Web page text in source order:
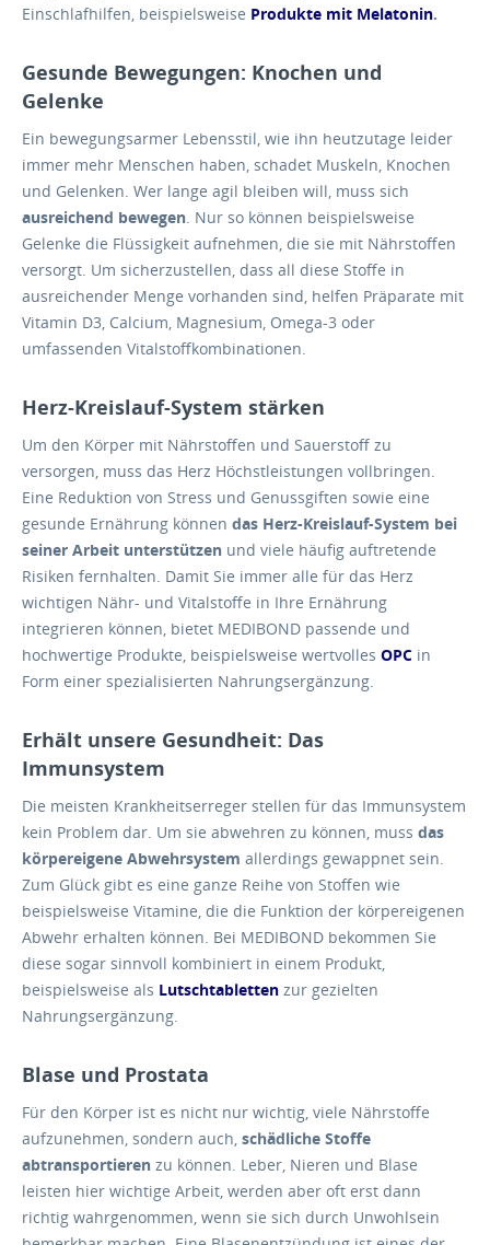
Einschlafhilfen, beispielsweise Produkte mit Melatonin.
Gesunde Bewegungen: Knochen und
Gelenke
Ein bewegungsarmer Lebensstil, wie ihn heutzutage leider
immer mehr Menschen haben, schadet Muskeln, Knochen
und Gelenken. Wer lange agil bleiben will, muss sich
ausreichend bewegen. Nur so können beispielsweise
Gelenke die Flüssigkeit aufnehmen, die sie mit Nährstoffen
versorgt. Um sicherzustellen, dass all diese Stoffe in
ausreichender Menge vorhanden sind, helfen Präparate mit
Vitamin D3, Calcium, Magnesium, Omega-3 oder
umfassenden Vitalstoffkombinationen.
Herz-Kreislauf-System stärken
Um den Körper mit Nährstoffen und Sauerstoff zu
versorgen, muss das Herz Höchstleistungen vollbringen.
Eine Reduktion von Stress und Genussgiften sowie eine
gesunde Ernährung können das Herz-Kreislauf-System bei
seiner Arbeit unterstützen und viele häufig auftretende
Risiken fernhalten. Damit Sie immer alle für das Herz
wichtigen Nähr- und Vitalstoffe in Ihre Ernährung
integrieren können, bietet MEDIBOND passende und
hochwertige Produkte, beispielsweise wertvolles OPC in
Form einer spezialisierten Nahrungsergänzung.
Erhält unsere Gesundheit: Das
Immunsystem
Die meisten Krankheitserreger stellen für das Immunsystem
kein Problem dar. Um sie abwehren zu können, muss das
körpereigene Abwehrsystem allerdings gewappnet sein.
Zum Glück gibt es eine ganze Reihe von Stoffen wie
beispielsweise Vitamine, die die Funktion der körpereigenen
Abwehr erhalten können. Bei MEDIBOND bekommen Sie
diese sogar sinnvoll kombiniert in einem Produkt,
beispielsweise als Lutschtabletten zur gezielten
Nahrungsergänzung.
Blase und Prostata
Für den Körper ist es nicht nur wichtig, viele Nährstoffe
aufzunehmen, sondern auch, schädliche Stoffe
abtransportieren zu können. Leber, Nieren und Blase
leisten hier wichtige Arbeit, werden aber oft erst dann
richtig wahrgenommen, wenn sie sich durch Unwohlsein